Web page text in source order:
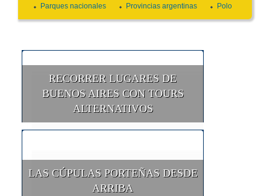
Parques nacionales
Provincias argentinas Polo
RECORRER LUGARES DE
BUENOS AIRES CON TOURS
ALTERNATIVOS
LAS CÚPULAS PORTEÑAS DESDE
ARRIBA